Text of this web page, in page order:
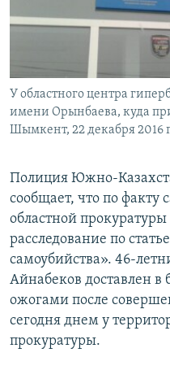
У областного центра
имени Орынбаева, куда
Шымкент, 22 декабря 2016
Полиция Южно-
сообщает, что по
областной
расследование по
самоубийства». 46-
Айнабеков доставлен
ожогами после
сегодня днем у
прокуратуры.